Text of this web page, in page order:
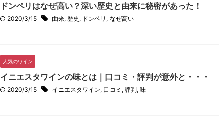
ドンペリはなぜ高い？深い歴史と由来に秘密があった！
2020/3/15 由来, 歴史 , ドンペリ , なぜ高い
人気のワイン
イニエスタワインの味とは｜口コミ・評判が意外と・・・
2020/3/15 イニエスタワイン, 口コミ , 評判, 味